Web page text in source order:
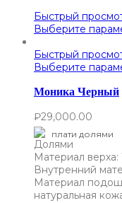
Быстрый
Выберите
Быстрый
Выберите
Моника Черный
₽29,000.00
плати долями
Материал верха:
Внутренний
Материал
натуральная